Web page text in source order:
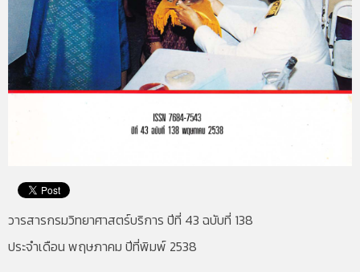
วารสารกรมวิทยาศาสตร์บริการ ปีที่ 43 ฉบับที่ 138
ประจำเดือน พฤษภาคม ปีที่พิมพ์ 2538